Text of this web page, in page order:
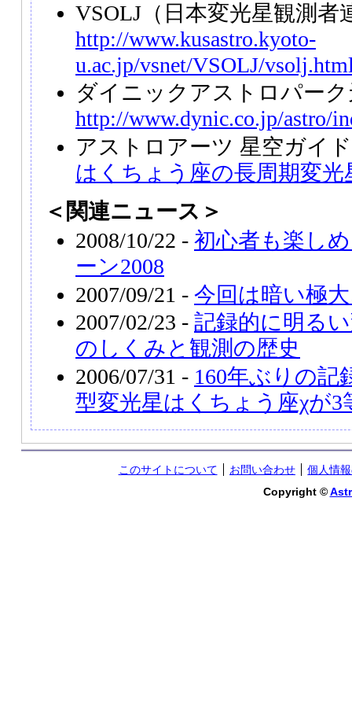
VSOLJ（日本変光星観測者
http://www.kusastro.kyoto-
u.ac.jp/vsnet/VSOLJ/
ダイニックアストロパー
http://www.dynic.co.jp/astro/
アストロアーツ 星空ガイ
はくちょう座の長周期変光
＜関連ニュース＞
2008/10/22 - 初心者も楽し
ーン2008
2007/09/21 - 今回は暗い極
2007/02/23 - 記録的に明る
のしくみと観測の歴史
2006/07/31 - 160年ぶりの記
型変光星はくちょう座χが3
このサイトについて お問い合わせ
個人情
Copyright ©